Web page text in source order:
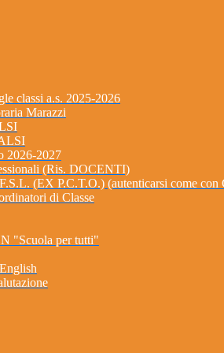
classi a.s. 2025-2026
Marazzi
2026-2027
(Ris. DOCENTI)
(EX P.C.T.O.) (autenticarsi come
di Classe
"Scuola per tutti"